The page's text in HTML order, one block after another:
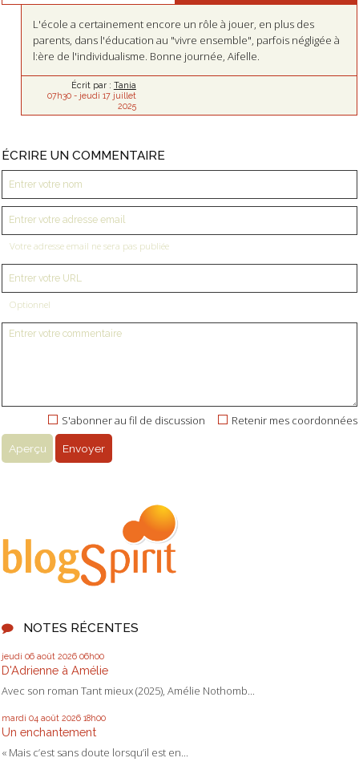
NOTES RÉCENTES
jeudi 06 août 2026 06h00
D'Adrienne à Amélie
Avec son roman Tant mieux (2025), Amélie Nothomb...
mardi 04 août 2026 18h00
Un enchantement
« Mais c’est sans doute lorsqu’il est en...
L'école a certainement encore un rôle à jouer, en plus des
parents, dans l'éducation au "vivre ensemble", parfois négligée à
l:ère de l'individualisme. Bonne journée, Aifelle.
Écrit par : Tania
07h30- jeudi 17 juillet
2025
ÉCRIRE UN COMMENTAIRE
Votre adresse email ne sera pas publiée
Optionnel
Retenir mes coordonnées
S'abonner au fil de discussion